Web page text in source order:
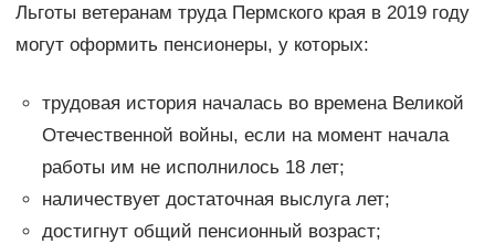
Льготы ветеранам труда Пермского края в 2019 году
могут оформить пенсионеры, у которых:
трудовая история началась во времена Великой
Отечественной войны, если на момент начала
работы им не исполнилось 18 лет;
наличествует достаточная выслуга лет;
достигнут общий пенсионный возраст;